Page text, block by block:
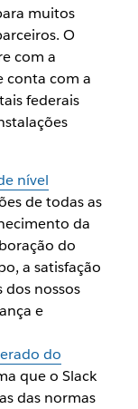
muitos
O
com a
conta com a
federais
nível
de todas as
da
do
a satisfação
dos nossos
e
do
que o Slack
das normas